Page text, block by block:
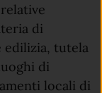
di
edilizia, tutela
di
locali di